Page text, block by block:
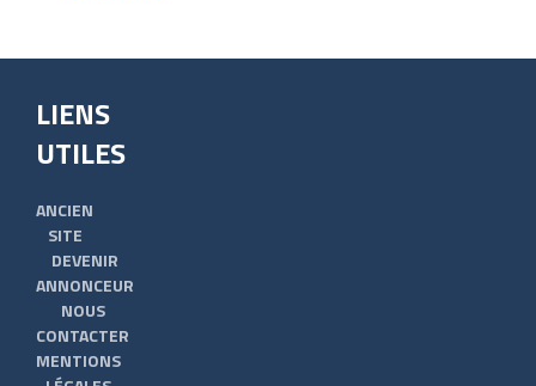
LIENS
UTILES
ANCIEN
SITE
DEVENIR
ANNONCEUR
NOUS
CONTACTER
MENTIONS